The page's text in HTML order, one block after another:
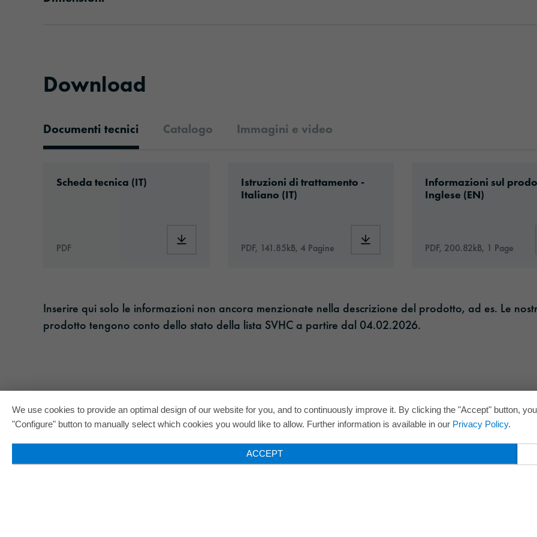
Download
Documenti tecnici Catalogo Immagini e video
Scheda tecnica (IT)
PDF Download: ORAGUARD®_PPF2815MF+_Paint_Protection_Film_it.pdf
Istruzioni di trattamento -
Italiano (IT)
PDF, 141.85kB, 4 Pagine Download: VH1-stoneguard-eu-
Informazioni sul
Inglese (EN)
PDF, 200.82kB, 1 Page
Inserire qui solo le informazioni non ancora menzionate nella descrizione del prodotto, ad es. Le
prodotto tengono conto dello stato della lista SVHC a partire dal 04.02.2026.​
We use cookies to provide an optimal design of our website for you, and to continuously improve it. By clicking the "Accept" button,
"Configure" button to manually select which cookies you would like to allow. Further information is available in our Privacy Policy.
ACCEPT